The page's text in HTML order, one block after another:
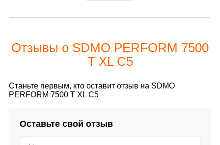
Отзывы о SDMO PERFORM 7500
T XL C5
Станьте первым, кто оставит отзыв на SDMO
PERFORM 7500 T XL C5
Оставьте свой отзыв